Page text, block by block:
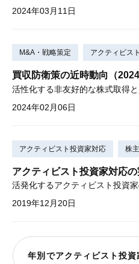
2024年03月11日
M&A・戦略策定 アクティビス
買収防衛策の近時動向（
活性化する非友好的な株式取得
2024年02月06日
アクティビスト投資家対応 株
アクティビスト投資家対応
2019年12月20日
年別でアクティビスト投